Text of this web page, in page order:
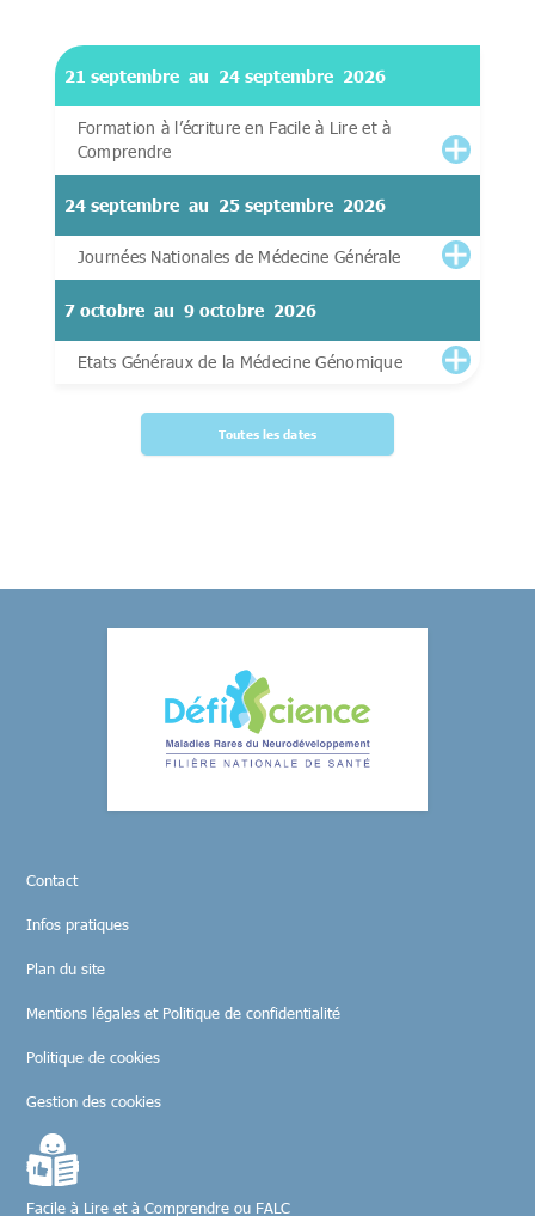
21 septembre au 24 septembre 2026
Formation à l’écriture en Facile à Lire et à
Comprendre
24 septembre au 25 septembre 2026
Journées Nationales de Médecine Générale
7 octobre au 9 octobre 2026
Etats Généraux de la Médecine Génomique
Toutes les dates
Contact
Infos pratiques
Plan du site
Mentions légales et Politique de confidentialité
Politique de cookies
Gestion des cookies
Facile à Lire et à Comprendre ou FALC